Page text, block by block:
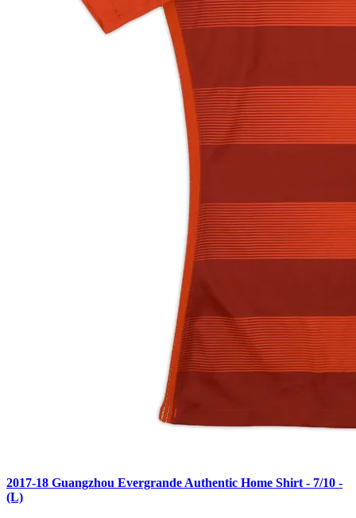
2017-18 Guangzhou Evergrande Authentic Home Shirt - 7/10 -
(L)